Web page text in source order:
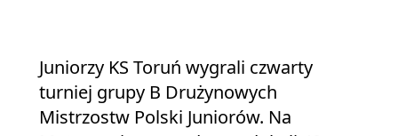
Juniorzy KS Toruń wygrali czwarty
turniej grupy B Drużynowych
Mistrzostw Polski Juniorów. Na